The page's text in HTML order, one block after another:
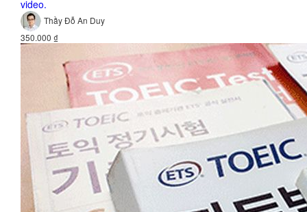
video.
Thầy Đỗ An Duy
350.000 ₫